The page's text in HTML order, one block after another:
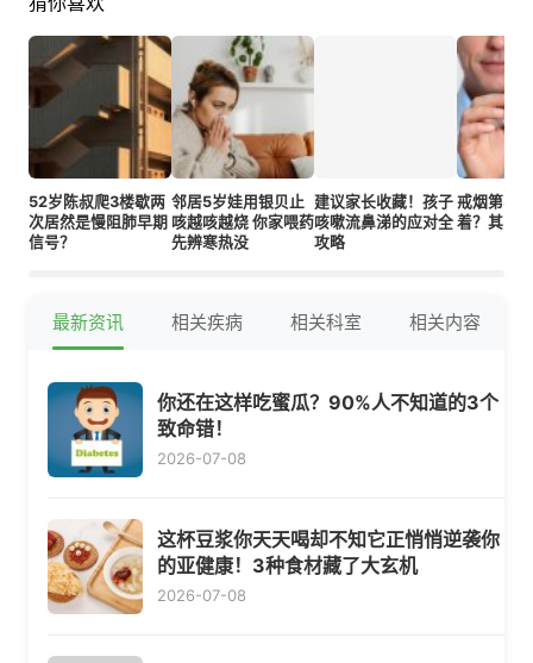
52岁陈叔爬3楼歇两
次居然是慢阻肺早期
信号？
邻居5岁娃用银贝止
咳越咳越烧 你家喂药
先辨寒热没
建议家长收藏！孩子
咳嗽流鼻涕的应对全
攻略
戒烟第3天
着？其实
最新资讯 相关疾病 相关科室 相关内容
你还在这样吃蜜瓜？90%人不知道的3个
致命错！
2026-07-08
这杯豆浆你天天喝却不知它正悄悄逆袭你
的亚健康！3种食材藏了大玄机
2026-07-08